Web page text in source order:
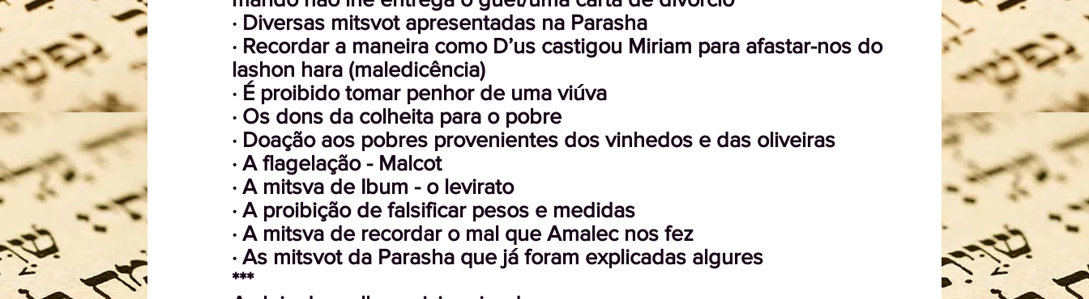
· Diversas mitsvot apresentadas na Parasha
· Recordar a maneira como D’us castigou Miriam para afastar-nos do
lashon hara (maledicência)
· É proibido tomar penhor de uma viúva
· Os dons da colheita para o pobre
· Doação aos pobres provenientes dos vinhedos e das oliveiras
· A flagelação - Malcot
· A mitsva de Ibum - o levirato
· A proibição de falsificar pesos e medidas
· A mitsva de recordar o mal que Amalec nos fez
· As mitsvot da Parasha que já foram explicadas algures
***